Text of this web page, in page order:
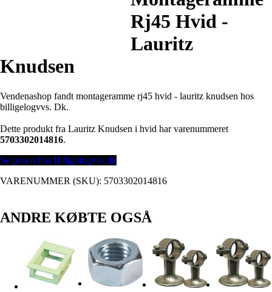
Rj45 Hvid -
Lauritz
Knudsen
Vendenashop fandt montageramme rj45 hvid - lauritz knudsen hos
billigelogvvs. Dk.
Dette produkt fra Lauritz Knudsen i hvid har varenummeret
5703302014816.
Se prisen hos Billigelogvvs.dk
VARENUMMER (SKU): 5703302014816
ANDRE KØBTE OGSÅ